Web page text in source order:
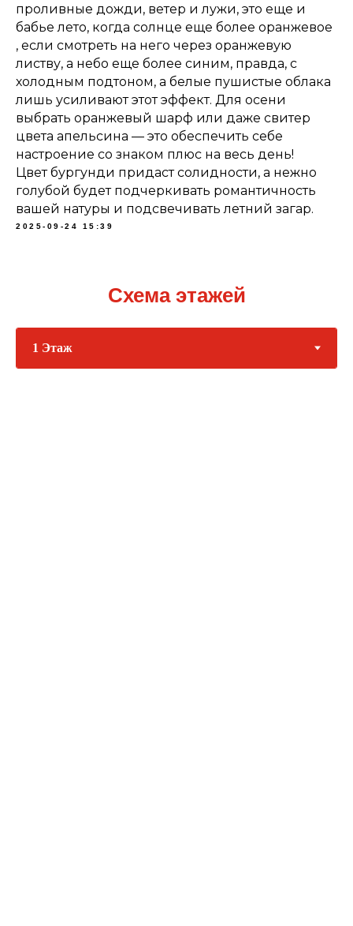
проливные дожди, ветер и лужи, это еще и
бабье лето, когда солнце еще более оранжевое
, если смотреть на него через оранжевую
листву, а небо еще более синим, правда, с
холодным подтоном, а белые пушистые облака
лишь усиливают этот эффект. Для осени
выбрать оранжевый шарф или даже свитер
цвета апельсина — это обеспечить себе
настроение со знаком плюс на весь день!
Цвет бургунди придаст солидности, а нежно
голубой будет подчеркивать романтичность
вашей натуры и подсвечивать летний загар.
2025-09-24 15:39
Схема этажей